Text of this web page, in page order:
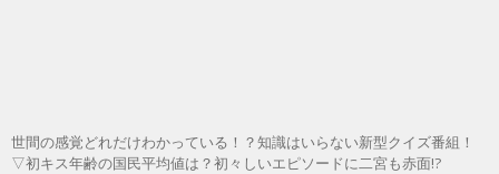
世間の感覚どれだけわかっている！？知識はいらない新型クイズ番組！
▽初キス年齢の国民平均値は？初々しいエピソードに二宮も赤面!?